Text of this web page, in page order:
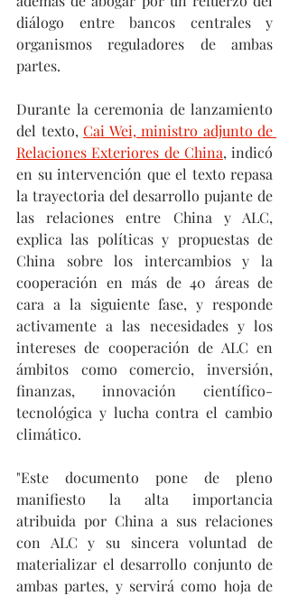
diálogo entre bancos centrales y
organismos reguladores de ambas
partes.
Durante la ceremonia de lanzamiento
del texto, Cai Wei, ministro adjunto de
Relaciones Exteriores de China, indicó
en su intervención que el texto repasa
la trayectoria del desarrollo pujante de
las relaciones entre China y ALC,
explica las políticas y propuestas de
China sobre los intercambios y la
cooperación en más de 40 áreas de
cara a la siguiente fase, y responde
activamente a las necesidades y los
intereses de cooperación de ALC en
ámbitos como comercio, inversión,
finanzas, innovación científico-
tecnológica y lucha contra el cambio
climático.
"Este documento pone de pleno
manifiesto la alta importancia
atribuida por China a sus relaciones
con ALC y su sincera voluntad de
materializar el desarrollo conjunto de
ambas partes, y servirá como hoja de